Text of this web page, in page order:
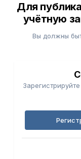
Для
учётную
Вы должны